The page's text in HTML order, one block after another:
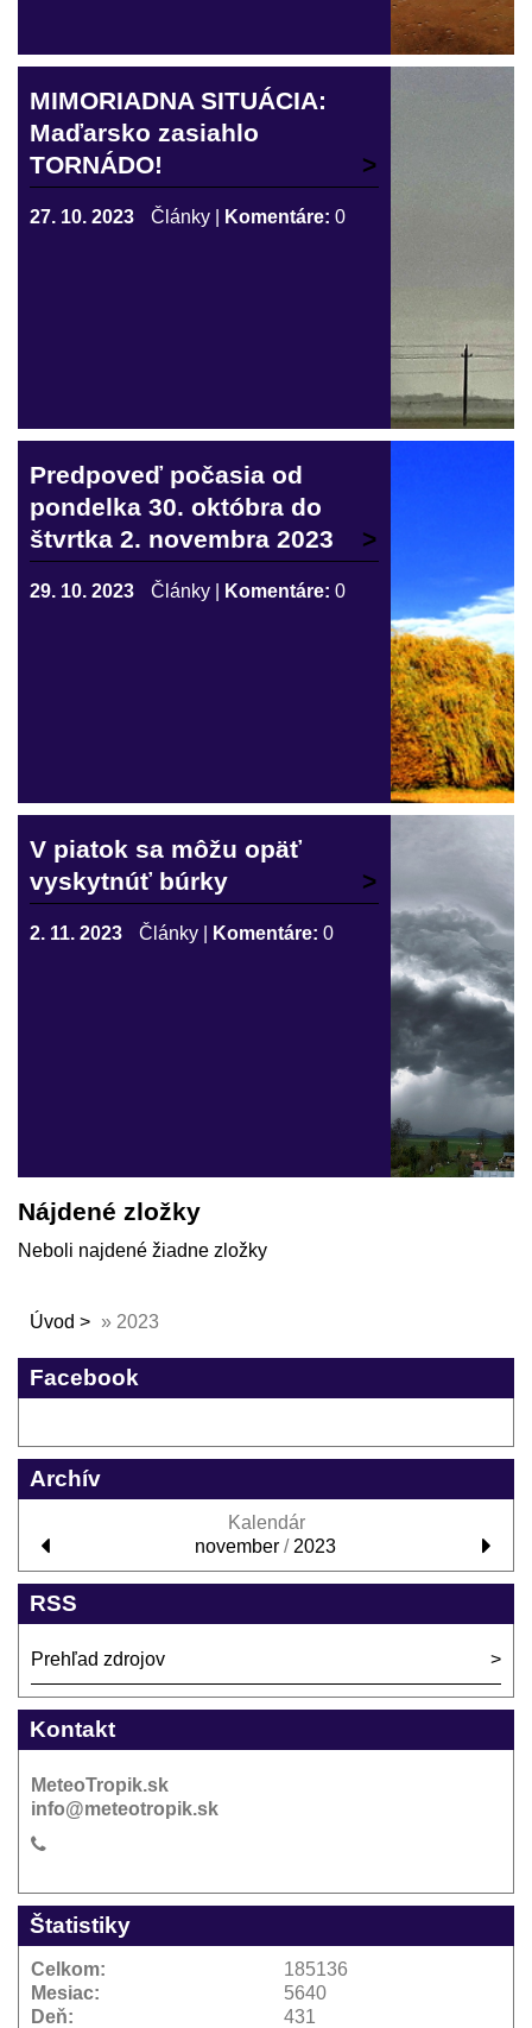
MIMORIADNA SITUÁCIA:
Maďarsko zasiahlo
TORNÁDO!
27. 10. 2023 Články Komentáre: 0
Predpoveď počasia od
pondelka 30. októbra do
štvrtka 2. novembra 2023
29. 10. 2023 Články Komentáre: 0
V piatok sa môžu opäť
vyskytnúť búrky
2. 11. 2023 Články Komentáre: 0
Nájdené zložky
Neboli najdené žiadne zložky
Úvod » 2023
Facebook
Archív
Kalendár
november / 2023
RSS
Prehľad zdrojov
Kontakt
MeteoTropik.sk
info@meteotropik.sk
Štatistiky
Celkom:
185136
Mesiac:
5640
Deň:
431